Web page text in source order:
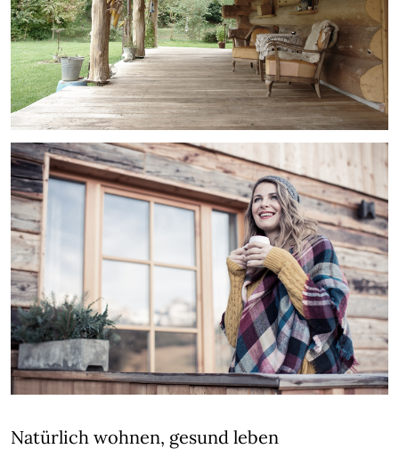
Natürlich wohnen, gesund leben